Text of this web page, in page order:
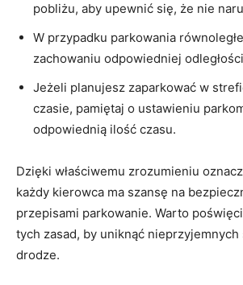
pobliżu, aby upewnić się, że nie
W przypadku parkowania
zachowaniu odpowiedniej
Jeżeli planujesz zaparkować w
czasie, pamiętaj o ustawieniu
odpowiednią ilość czasu.
Dzięki właściwemu zrozumieniu
każdy kierowca ma szansę na
przepisami parkowanie. Warto
tych zasad, by uniknąć nieprzyjemnych
drodze.